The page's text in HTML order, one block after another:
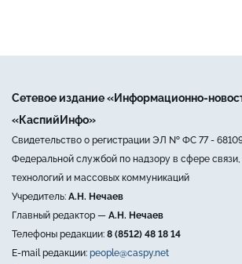
Сетевое издание «Информационно-
«КаспийИнфо»
Свидетельство о регистрации ЭЛ № ФС 77 - 68109
Федеральной службой по надзору в сфере
технологий и массовых коммуникаций
Учредитель: А.Н. Нечаев
Главный редактор — А.Н. Нечаев
Телефоны редакции: 8 (8512) 48 18 14
E-mail редакции: people@caspy.net